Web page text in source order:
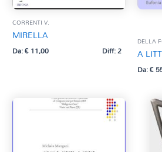
CORRENTI V.
MIRELLA
Da:€11,00 Diff: 2
DELLA
A
Da:€